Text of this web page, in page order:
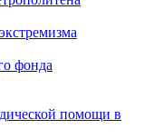
фонда
помощи в